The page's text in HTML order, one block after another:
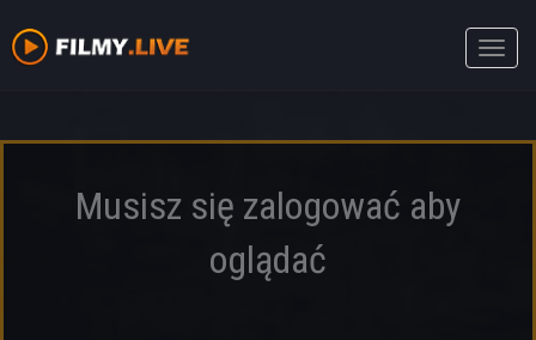
Toggle
Musisz się zalogować aby
oglądać